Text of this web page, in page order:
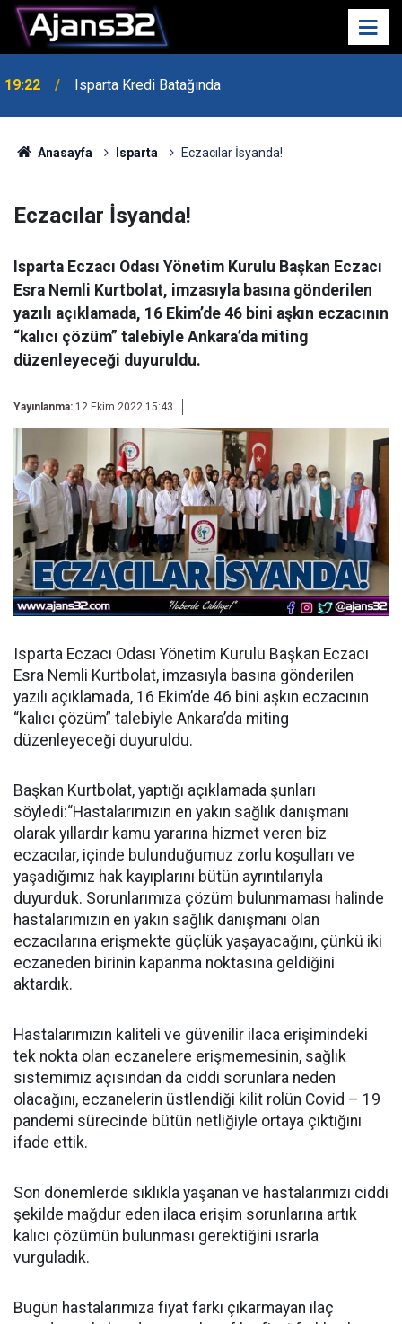
19:20
Memleketi Dar Edeceğiz
Anasayfa Isparta Eczacılar İsyanda!
Eczacılar İsyanda!
Isparta Eczacı Odası Yönetim Kurulu Başkan Eczacı
Esra Nemli Kurtbolat, imzasıyla basına gönderilen
yazılı açıklamada, 16 Ekim’de 46 bini aşkın eczacının
“kalıcı çözüm” talebiyle Ankara’da miting
düzenleyeceği duyuruldu.
Yayınlanma: 12 Ekim 2022 15:43
Isparta Eczacı Odası Yönetim Kurulu Başkan Eczacı
Esra Nemli Kurtbolat, imzasıyla basına gönderilen
yazılı açıklamada, 16 Ekim’de 46 bini aşkın eczacının
“kalıcı çözüm” talebiyle Ankara’da miting
düzenleyeceği duyuruldu.
Başkan Kurtbolat, yaptığı açıklamada şunları
söyledi:“Hastalarımızın en yakın sağlık danışmanı
olarak yıllardır kamu yararına hizmet veren biz
eczacılar, içinde bulunduğumuz zorlu koşulları ve
yaşadığımız hak kayıplarını bütün ayrıntılarıyla
duyurduk. Sorunlarımıza çözüm bulunmaması halinde
hastalarımızın en yakın sağlık danışmanı olan
eczacılarına erişmekte güçlük yaşayacağını, çünkü iki
eczaneden birinin kapanma noktasına geldiğini
aktardık.
Hastalarımızın kaliteli ve güvenilir ilaca erişimindeki
tek nokta olan eczanelere erişmemesinin, sağlık
sistemimiz açısından da ciddi sorunlara neden
olacağını, eczanelerin üstlendiği kilit rolün Covid – 19
pandemi sürecinde bütün netliğiyle ortaya çıktığını
ifade ettik.
Son dönemlerde sıklıkla yaşanan ve hastalarımızı ciddi
şekilde mağdur eden ilaca erişim sorunlarına artık
kalıcı çözümün bulunması gerektiğini ısrarla
vurguladık.
Bugün hastalarımıza fiyat farkı çıkarmayan ilaç